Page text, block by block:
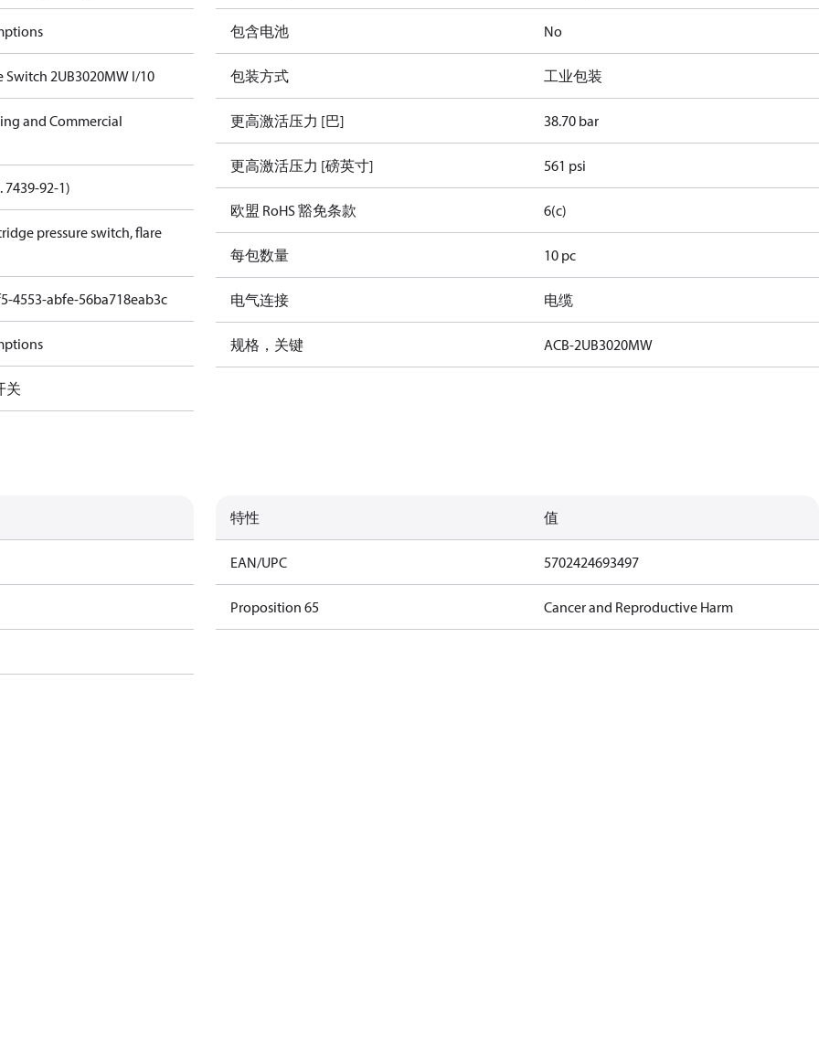
Switch 2UB3020MW I/10
and Commercial
7439-92-1)
pressure switch, flare
4553-abfe-56ba718eab3c
关
包含电池 No
包装方式 工业包装
更高激活压力 [巴] 38.70 bar
更高激活压力 [磅英寸] 561 psi
欧盟 RoHS 豁免条款 6(c)
每包数量 10 pc
电气连接 电缆
规格，关键 ACB-2UB3020MW
特性 值
EAN/UPC 5702424693497
Proposition 65 Cancer and Reproductive Harm